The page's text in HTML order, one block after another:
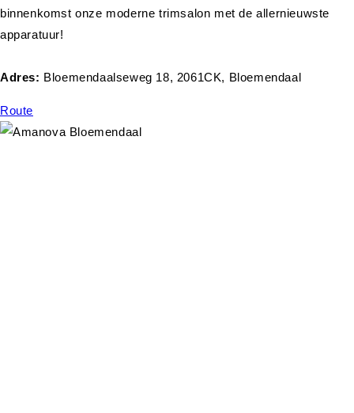
binnenkomst onze moderne trimsalon met de allernieuwste
apparatuur!
Adres: Bloemendaalseweg 18, 2061CK, Bloemendaal
Route